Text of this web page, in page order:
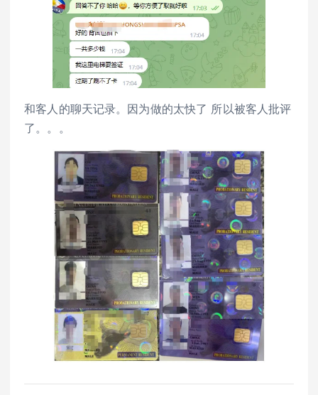
和客人的聊天记录。因为做的太快了 所以被客人批评
了。。。